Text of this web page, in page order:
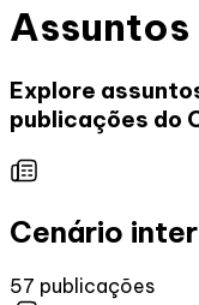
Explore
publicações do
Cenário
57 publicações